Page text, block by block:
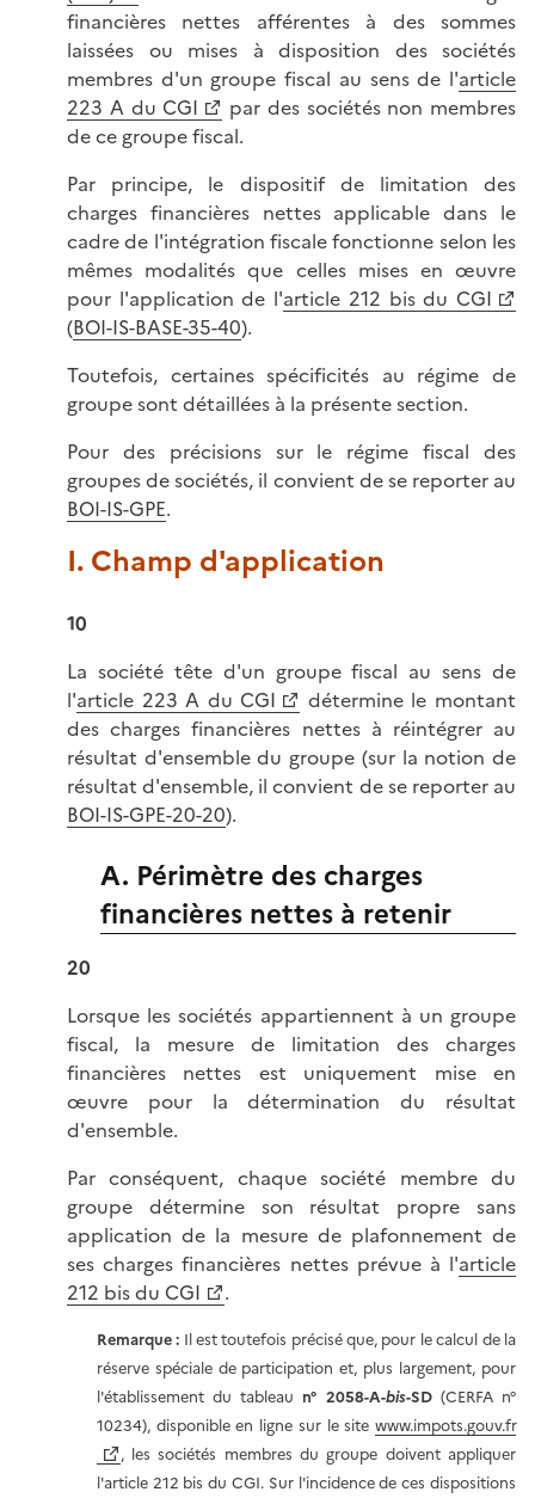
financières nettes afférentes à des sommes
laissées ou mises à disposition des sociétés
membres d'un groupe fiscal au sens de l'article
223 A du CGI
par des sociétés non membres
de ce groupe fiscal.
Par principe, le dispositif de limitation des
charges financières nettes applicable dans le
cadre de l'intégration fiscale fonctionne selon les
mêmes modalités que celles mises en œuvre
pour l'application de l'article 212 bis du CGI
(BOI-IS-BASE-35-40).
Toutefois, certaines spécificités au régime de
groupe sont détaillées à la présente section.
Pour des précisions sur le régime fiscal des
groupes de sociétés, il convient de se reporter au
BOI-IS-GPE.
I. Champ d'application
10
La société tête d'un groupe fiscal au sens de
l'article 223 A du CGI
détermine le montant
des charges financières nettes à réintégrer au
résultat d'ensemble du groupe (sur la notion de
résultat d'ensemble, il convient de se reporter au
BOI-IS-GPE-20-20).
A. Périmètre des charges
financières nettes à retenir
20
Lorsque les sociétés appartiennent à un groupe
fiscal, la mesure de limitation des charges
financières nettes est uniquement mise en
œuvre pour la détermination du résultat
d'ensemble.
Par conséquent, chaque société membre du
groupe détermine son résultat propre sans
application de la mesure de plafonnement de
ses charges financières nettes prévue à l'article
212 bis du CGI
.
Remarque : Il est toutefois précisé que, pour le calcul de la
réserve spéciale de participation et, plus largement, pour
l'établissement du tableau n° 2058-A-bis-SD(CERFA n°
10234), disponible en ligne sur le site www.impots.gouv.fr
, les sociétés membres du groupe doivent appliquer
l'article 212 bis du CGI. Sur l'incidence de ces dispositions